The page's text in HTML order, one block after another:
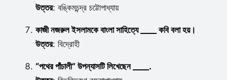
উত্তর: বঙ্কিমচন্দ্র চট্টোপাধ্যায়
কাজী নজরুল ইসলামকে বাংলা সাহিত্যে ____ কবি বলা হয়।
উত্তর: বিদ্রোহী
“পথের পাঁচালী” উপন্যাসটি লিখেছেন ____.